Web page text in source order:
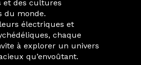
et des cultures
du monde.
électriques et
chaque
à explorer un univers
qu’envoûtant.